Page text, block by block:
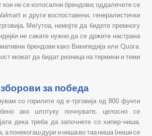
кои не се колосални брендови; оддалечете се
и други воспоставени, генералистички
Меѓутоа, немојте да бидете премногу
не сакате нужно да се држите настрана
брендови како Википедија или Quora.
можат да бидат ризница на термини и теми
за победа
со горилите од е-трговија од 800 фунти
ако штотуку почнувате, целосно се
дека треба да започнете со хипер-ниша.
а понекогаш дури и ниша во таа ниша (ниши се